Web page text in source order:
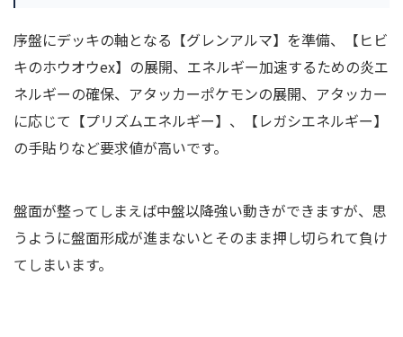
序盤にデッキの軸となる【グレンアルマ】を準備、【ヒビ
キのホウオウex】の展開、エネルギー加速するための炎エ
ネルギーの確保、アタッカーポケモンの展開、アタッカー
に応じて【プリズムエネルギー】、【レガシエネルギー】
の手貼りなど要求値が高いです。
盤面が整ってしまえば中盤以降強い動きができますが、思
うように盤面形成が進まないとそのまま押し切られて負け
てしまいます。